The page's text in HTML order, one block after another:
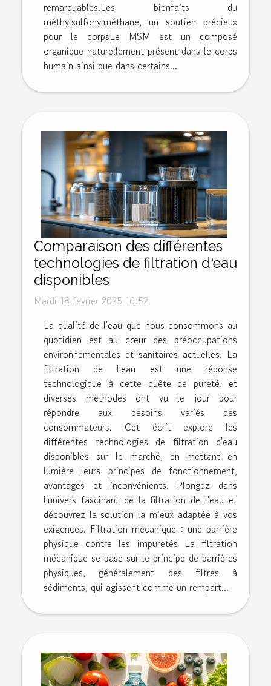
remarquables.Les bienfaits du
méthylsulfonylméthane, un soutien précieux
pour le corpsLe MSM est un composé
organique naturellement présent dans le corps
humain ainsi que dans certains...
Comparaison des différentes
technologies de filtration d'eau
disponibles
Mardi 18 février 2025 16:52
La qualité de l'eau que nous consommons au
quotidien est au cœur des préoccupations
environnementales et sanitaires actuelles. La
filtration de l'eau est une réponse
technologique à cette quête de pureté, et
diverses méthodes ont vu le jour pour
répondre aux besoins variés des
consommateurs. Cet écrit explore les
différentes technologies de filtration d'eau
disponibles sur le marché, en mettant en
lumière leurs principes de fonctionnement,
avantages et inconvénients. Plongez dans
l'univers fascinant de la filtration de l'eau et
découvrez la solution la mieux adaptée à vos
exigences. Filtration mécanique : une barrière
physique contre les impuretés La filtration
mécanique se base sur le principe de barrières
physiques, généralement des filtres à
sédiments, qui agissent comme un rempart...